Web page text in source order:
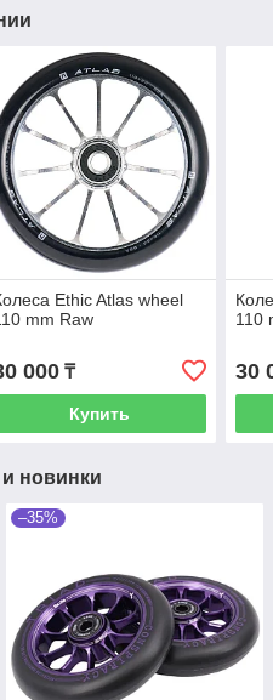
Ethic Atlas wheel
mm Raw
000₸
Купить
110
30
новинки
–35%